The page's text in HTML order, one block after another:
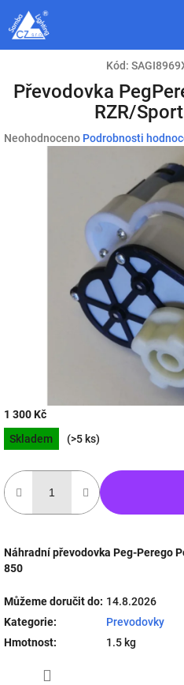
obsah
Kód:
Převodovka
RZR/
Průměrné
Neohodnoceno Podrobnosti
1 300 Kč
Měrná
cena:
Skladem (>5 ks)
Náhradní převodovka Peg-Perego
850
Můžeme doručit do: 14.8.2026
Kategorie:
Prevodovky
Hmotnost: 1.5 kg